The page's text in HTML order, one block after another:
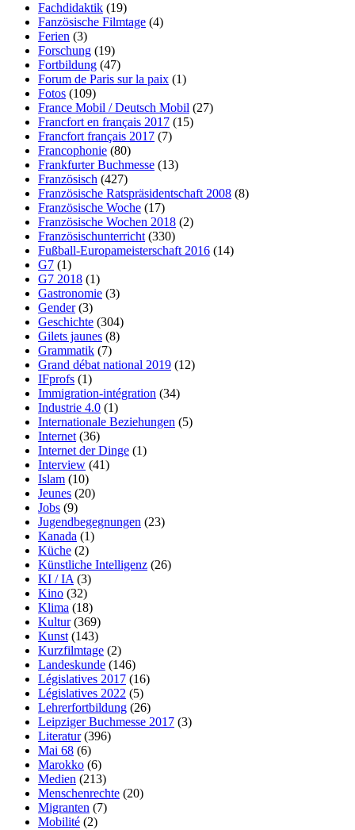
Fachdidaktik (19)
Fanzösische Filmtage (4)
Ferien (3)
Forschung (19)
Fortbildung (47)
Forum de Paris sur la paix (1)
Fotos (109)
France Mobil / Deutsch Mobil (27)
Francfort en français 2017 (15)
Francfort français 2017 (7)
Francophonie (80)
Frankfurter Buchmesse (13)
Französisch (427)
Französische Ratspräsidentschaft 2008 (8)
Französische Woche (17)
Französische Wochen 2018 (2)
Französischunterricht (330)
Fußball-Europameisterschaft 2016 (14)
G7 (1)
G7 2018 (1)
Gastronomie (3)
Gender(3)
Geschichte (304)
Gilets jaunes (8)
Grammatik (7)
Grand débat national 2019 (12)
IFprofs (1)
Immigration-intégration (34)
Industrie 4.0 (1)
Internationale Beziehungen (5)
Internet (36)
Internet der Dinge (1)
Interview (41)
Islam (10)
Jeunes (20)
Jobs (9)
Jugendbegegnungen (23)
Kanada (1)
Küche (2)
Künstliche Intelligenz (26)
KI / IA (3)
Kino (32)
Klima (18)
Kultur(369)
Kunst (143)
Kurzfilmtage (2)
Landeskunde (146)
Législatives 2017 (16)
Législatives 2022 (5)
Lehrerfortbildung (26)
Leipziger Buchmesse 2017 (3)
Literatur(396)
Mai 68 (6)
Marokko (6)
Medien (213)
Menschenrechte (20)
Migranten (7)
Mobilité (2)